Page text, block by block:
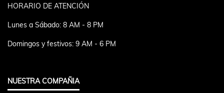
HORARIO DE ATENCIÓN
Lunes a Sábado: 8 AM - 8 PM
Domingos y festivos: 9 AM - 6 PM
NUESTRA COMPAÑIA